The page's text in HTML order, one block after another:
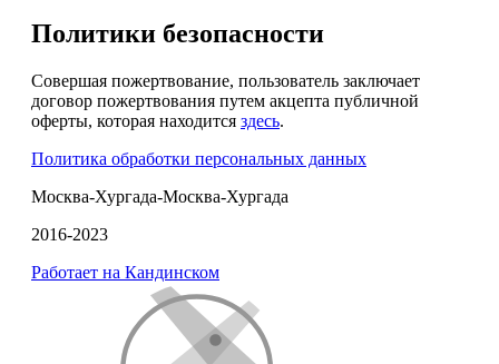
Политики безопасности
Совершая пожертвование, пользователь заключает
договор пожертвования путем акцепта публичной
оферты, которая находится здесь.
Политика обработки персональных данных
Москва-Хургада-Москва-Хургада
2016-2023
Работает на Кандинском